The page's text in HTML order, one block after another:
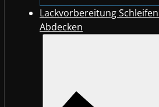
Lackvorbereitung
Abdecken